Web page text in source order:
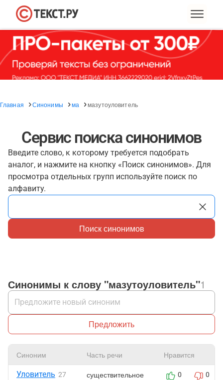
Главная Синонимы ма мазутоуловитель
Сервис поиска синонимов
Введите слово, к которому требуется подобрать
аналог, и нажмите на кнопку «Поиск синонимов». Для
просмотра отдельных групп используйте поиск по
алфавиту.
Поиск синонимов
Синонимы к слову "мазутоуловитель"1
Предложить
Синоним Часть речи Нравится
Уловитель 27 существительное 0 0